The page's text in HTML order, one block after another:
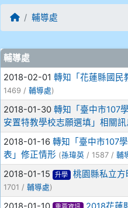
909林玉楓
909林朝智
910謝尚橙
910呂芃澔
910溫婕伶
911王祉傑
911張 婷
回首頁輔導處
文章列表
輔導處
2018-02-01 轉知「花蓮縣國民
1469 / 輔導處)
2018-01-30 轉知「臺中市107
安置特教學校志願選填」相關訊
2018-01-16 轉知「臺中市107
表」修正情形 (孫瑋英/ 1587 / 輔
2018-01-15 升學 桃園縣私立
1701 / 輔導處)